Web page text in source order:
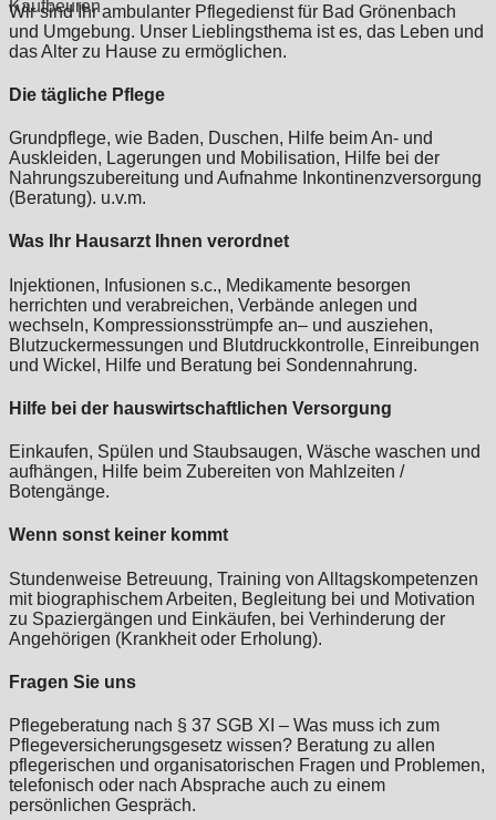
Wir sind Ihr ambulanter Pflegedienst für Bad Grönenbach
und Umgebung. Unser Lieblingsthema ist es, das Leben und
das Alter zu Hause zu ermöglichen.
Die tägliche Pflege
Grundpflege, wie Baden, Duschen, Hilfe beim An- und
Auskleiden, Lagerungen und Mobilisation, Hilfe bei der
Nahrungszubereitung und Aufnahme Inkontinenzversorgung
(Beratung). u.v.m.
Was Ihr Hausarzt Ihnen verordnet
Injektionen, Infusionen s.c., Medikamente besorgen
herrichten und verabreichen, Verbände anlegen und
wechseln, Kompressionsstrümpfe an– und ausziehen,
Blutzuckermessungen und Blutdruckkontrolle, Einreibungen
und Wickel, Hilfe und Beratung bei Sondennahrung.
Hilfe bei der hauswirtschaftlichen Versorgung
Einkaufen, Spülen und Staubsaugen, Wäsche waschen und
aufhängen, Hilfe beim Zubereiten von Mahlzeiten /
Botengänge.
Wenn sonst keiner kommt
Stundenweise Betreuung, Training von Alltagskompetenzen
mit biographischem Arbeiten, Begleitung bei und Motivation
zu Spaziergängen und Einkäufen, bei Verhinderung der
Angehörigen (Krankheit oder Erholung).
Fragen Sie uns
Pflegeberatung nach § 37 SGB XI – Was muss ich zum
Pflegeversicherungsgesetz wissen? Beratung zu allen
pflegerischen und organisatorischen Fragen und Problemen,
telefonisch oder nach Absprache auch zu einem
persönlichen Gespräch.